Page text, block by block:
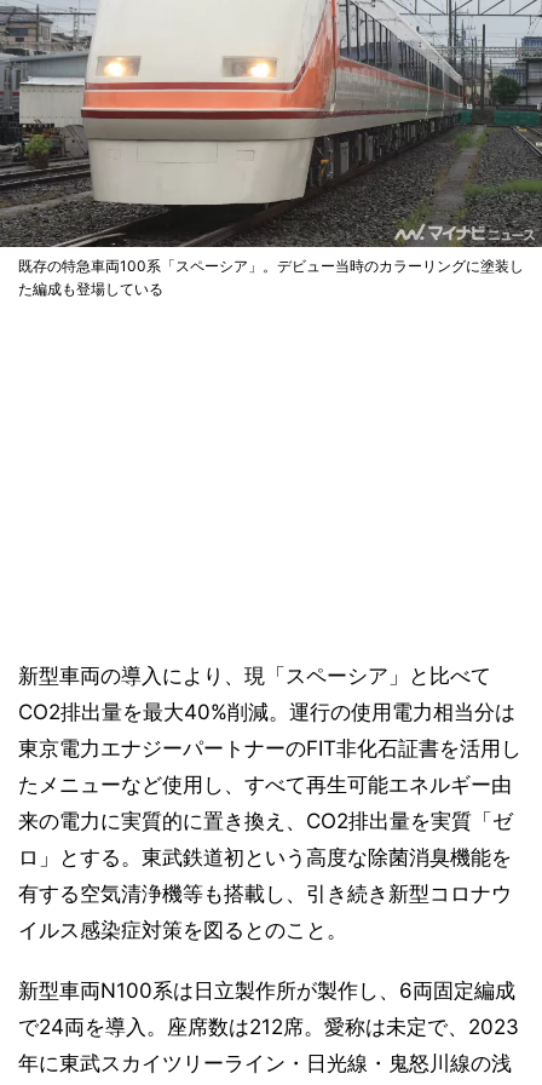
既存の特急車両100系「スペーシア」。デビュー当時のカラーリングに塗装し
た編成も登場している
新型車両の導入により、現「スペーシア」と比べて
CO2排出量を最大40%削減。運行の使用電力相当分は
東京電力エナジーパートナーのFIT非化石証書を活用し
たメニューなど使用し、すべて再生可能エネルギー由
来の電力に実質的に置き換え、CO2排出量を実質「ゼ
ロ」とする。東武鉄道初という高度な除菌消臭機能を
有する空気清浄機等も搭載し、引き続き新型コロナウ
イルス感染症対策を図るとのこと。
新型車両N100系は日立製作所が製作し、6両固定編成
で24両を導入。座席数は212席。愛称は未定で、2023
年に東武スカイツリーライン・日光線・鬼怒川線の浅